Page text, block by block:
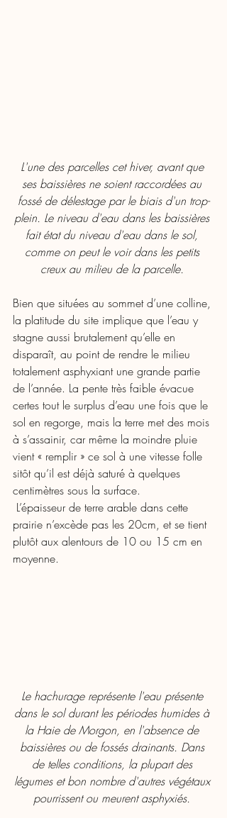
L'une des parcelles cet hiver, avant que
ses baissières ne soient raccordées au
fossé de délestage par le biais d'un trop-
plein. Le niveau d'eau dans les baissières
fait état du niveau d'eau dans le sol,
comme on peut le voir dans les petits
creux au milieu de la parcelle.
Bien que situées au sommet d’une colline,
la platitude du site implique que l’eau y
stagne aussi brutalement qu’elle en
disparaît, au point de rendre le milieu
totalement asphyxiant une grande partie
de l’année. La pente très faible évacue
certes tout le surplus d’eau une fois que le
sol en regorge, mais la terre met des mois
à s’assainir, car même la moindre pluie
vient « remplir » ce sol à une vitesse folle
sitôt qu’il est déjà saturé à quelques
centimètres sous la surface.
prairie n’excède pas les 20cm, et se tient
plutôt aux alentours de 10 ou 15 cm en
moyenne.
Le hachurage représente l'eau présente
dans le sol durant les périodes humides à
la Haie de Morgon, en l'absence de
baissières ou de fossés drainants. Dans
de telles conditions, la plupart des
légumes et bon nombre d'autres végétaux
pourrissent ou meurent asphyxiés.